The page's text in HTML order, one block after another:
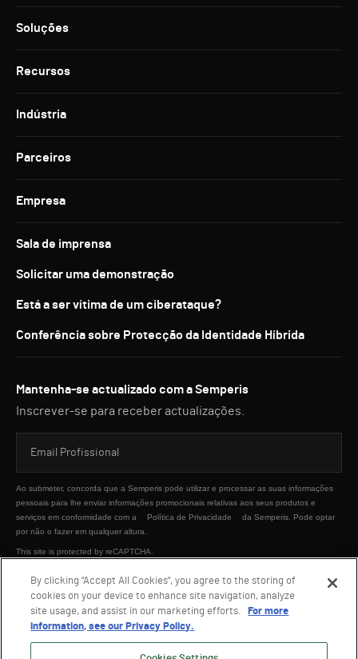
Soluções
Recursos
Indústria
Parceiros
Empresa
Sala de imprensa
Solicitar uma demonstração
Está a ser vítima de um ciberataque?
Conferência sobre Protecção da Identidade Híbrida
Mantenha-se actualizado com a Semperis
Inscrever-se para receber actualizações.
Ao submeter, concorda que a Semperis pode utilizar e processar as suas informações
pessoais para lhe enviar informações promocionais relativas aos seus produtos e
serviços em conformidade com a
Política de Privacidade
da Semperis. Pode optar
por não o fazer em qualquer altura.
This site is protected by reCAPTCHA.
ENVIAR
By clicking “Accept All Cookies”, you agree to the storing of
cookies on your device to enhance site navigation, analyze
site usage, and assist in our marketing efforts.
For more
information, see our Privacy Policy.